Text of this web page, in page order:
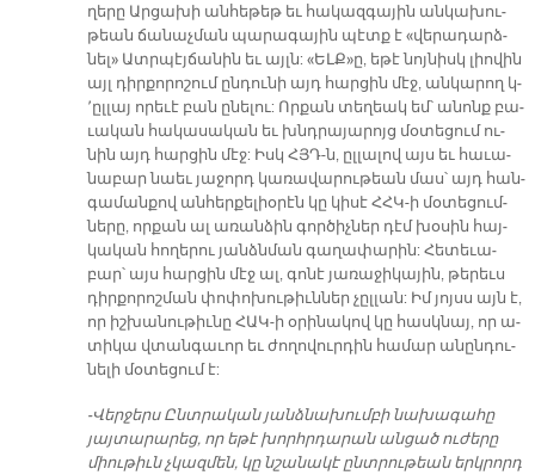
ղե­րը Ար­ցա­խի ան­հե­թեթ եւ հա­կազ­գա­յին ան­կա­խու­
թեան ճա­նաչ­ման պա­րա­գա­յին պէտք է «վե­րա­դարձ­
նե­լ» Ատր­պէյ­ճա­նին եւ այլն: «ԵԼ­Ք­»ը, ե­թէ նոյ­նիսկ լիո­վին
այլ դիր­քո­րո­շում ըն­դու­նի այդ հար­ցին մէջ, ան­կա­րող կ­­
՚ըլ­լայ ո­րե­ւէ բան ը­նե­լու: Որ­քան տե­ղեակ եմ՝ ա­նոնք բա­
ւա­կան հա­կա­սա­կան եւ խնդրա­յա­րոյց մօ­տե­ցում ու­
նին այդ հար­ցին մէջ: Իսկ ՀՅԴ-ն, ըլ­լա­լով այս եւ հա­ւա­
նա­բար նաեւ յա­ջորդ կա­ռա­վա­րու­թեան մաս՝ այդ հան­
գա­ման­քով ան­հեր­քե­լիօ­րէն կը կի­սէ ՀՀԿ­-ի մօ­տե­ցում­
նե­րը, որ­քան ալ ա­ռան­ձին գոր­ծիչ­ներ դէմ խօ­սին հայ­
կա­կան հո­ղե­րու յանձն­ման գա­ղա­փա­րին: Հե­տե­ւա­
բար՝ այս հար­ցին մէջ ալ, գո­նէ յա­ռա­ջի­կա­յին, թե­րեւս
դիր­քո­րոշ­ման փո­փո­խու­թիւն­ներ չըլ­լան: Իմ յոյսս այն է,
որ իշ­խա­նու­թիւ­նը ՀԱ­Կ­-ի օ­րի­նա­կով կը հասկ­նայ, որ ա­
տի­կա վտան­գա­ւոր եւ ժո­ղո­վուր­դին հա­մար ա­նըն­դու­
նե­լի մօ­տե­ցում է:
-Վեր­ջերս Ընտ­րա­կան յանձ­նա­խում­բի նա­խագա­հը
յայ­տա­րա­րեց, որ ե­թէ խորհր­դա­րան ան­ցած ու­ժե­րը
միու­թիւն չկազ­մեն, կը նշա­նա­կէ ընտ­րու­թեան երկ­րորդ